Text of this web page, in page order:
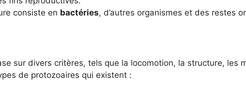
consiste en bactéries, d’autres organismes et des restes
sur divers critères, tels que la locomotion, la structure, les
de protozoaires qui existent :